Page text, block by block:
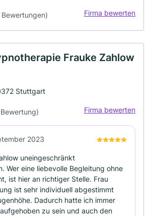
Bewertungen) Firma bewerten
Frauke Zahlow
Stuttgart
Firma bewerten
2023
uneingeschränkt
Wer eine liebevolle Begleitung ohne
ist hier an richtiger Stelle. Frau
ist sehr individuell abgestimmt
Dadurch hatte ich immer
zu sein und auch den